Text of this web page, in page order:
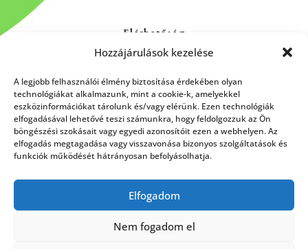
Hozzájárulások kezelése
A legjobb felhasználói élmény biztosítása érdekében olyan
technológiákat alkalmazunk, mint a cookie-k, amelyekkel
eszközinformációkat tárolunk és/vagy elérünk. Ezen technológiák
elfogadásával lehetővé teszi számunkra, hogy feldolgozzuk az Ön
böngészési szokásait vagy egyedi azonosítóit ezen a webhelyen. Az
elfogadás megtagadása vagy visszavonása bizonyos szolgáltatások és
funkciók működését hátrányosan befolyásolhatja.
Elfogadom
Nem fogadom el
Elérhetőség
Kapcsolat
Rólunk
HÍRLEVÉL FELIRATKOZÁS